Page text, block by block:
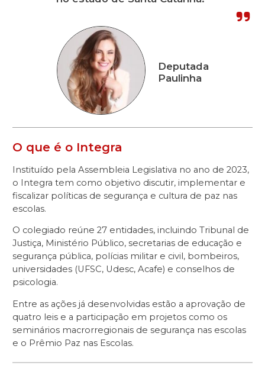
Deputada
Paulinha
O que é o Integra
Instituído pela Assembleia Legislativa no ano de 2023,
o Integra tem como objetivo discutir, implementar e
fiscalizar políticas de segurança e cultura de paz nas
escolas.
O colegiado reúne 27 entidades, incluindo Tribunal de
Justiça, Ministério Público, secretarias de educação e
segurança pública, polícias militar e civil, bombeiros,
universidades (UFSC, Udesc, Acafe) e conselhos de
psicologia.
Entre as ações já desenvolvidas estão a aprovação de
quatro leis e a participação em projetos como os
seminários macrorregionais de segurança nas escolas
e o Prêmio Paz nas Escolas.